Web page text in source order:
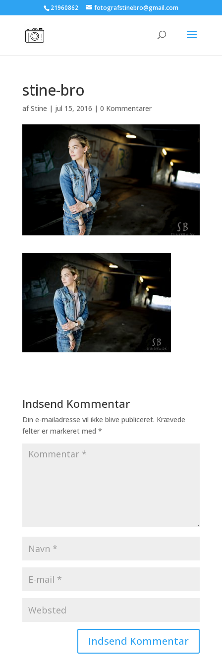
21960862 fotografstinebro@gmail.com
stine-bro
afStine | jul 15, 2016 | 0 Kommentarer
Indsend Kommentar
Din e-mailadresse vil ikke blive publiceret. Krævede
felter er markeret med *